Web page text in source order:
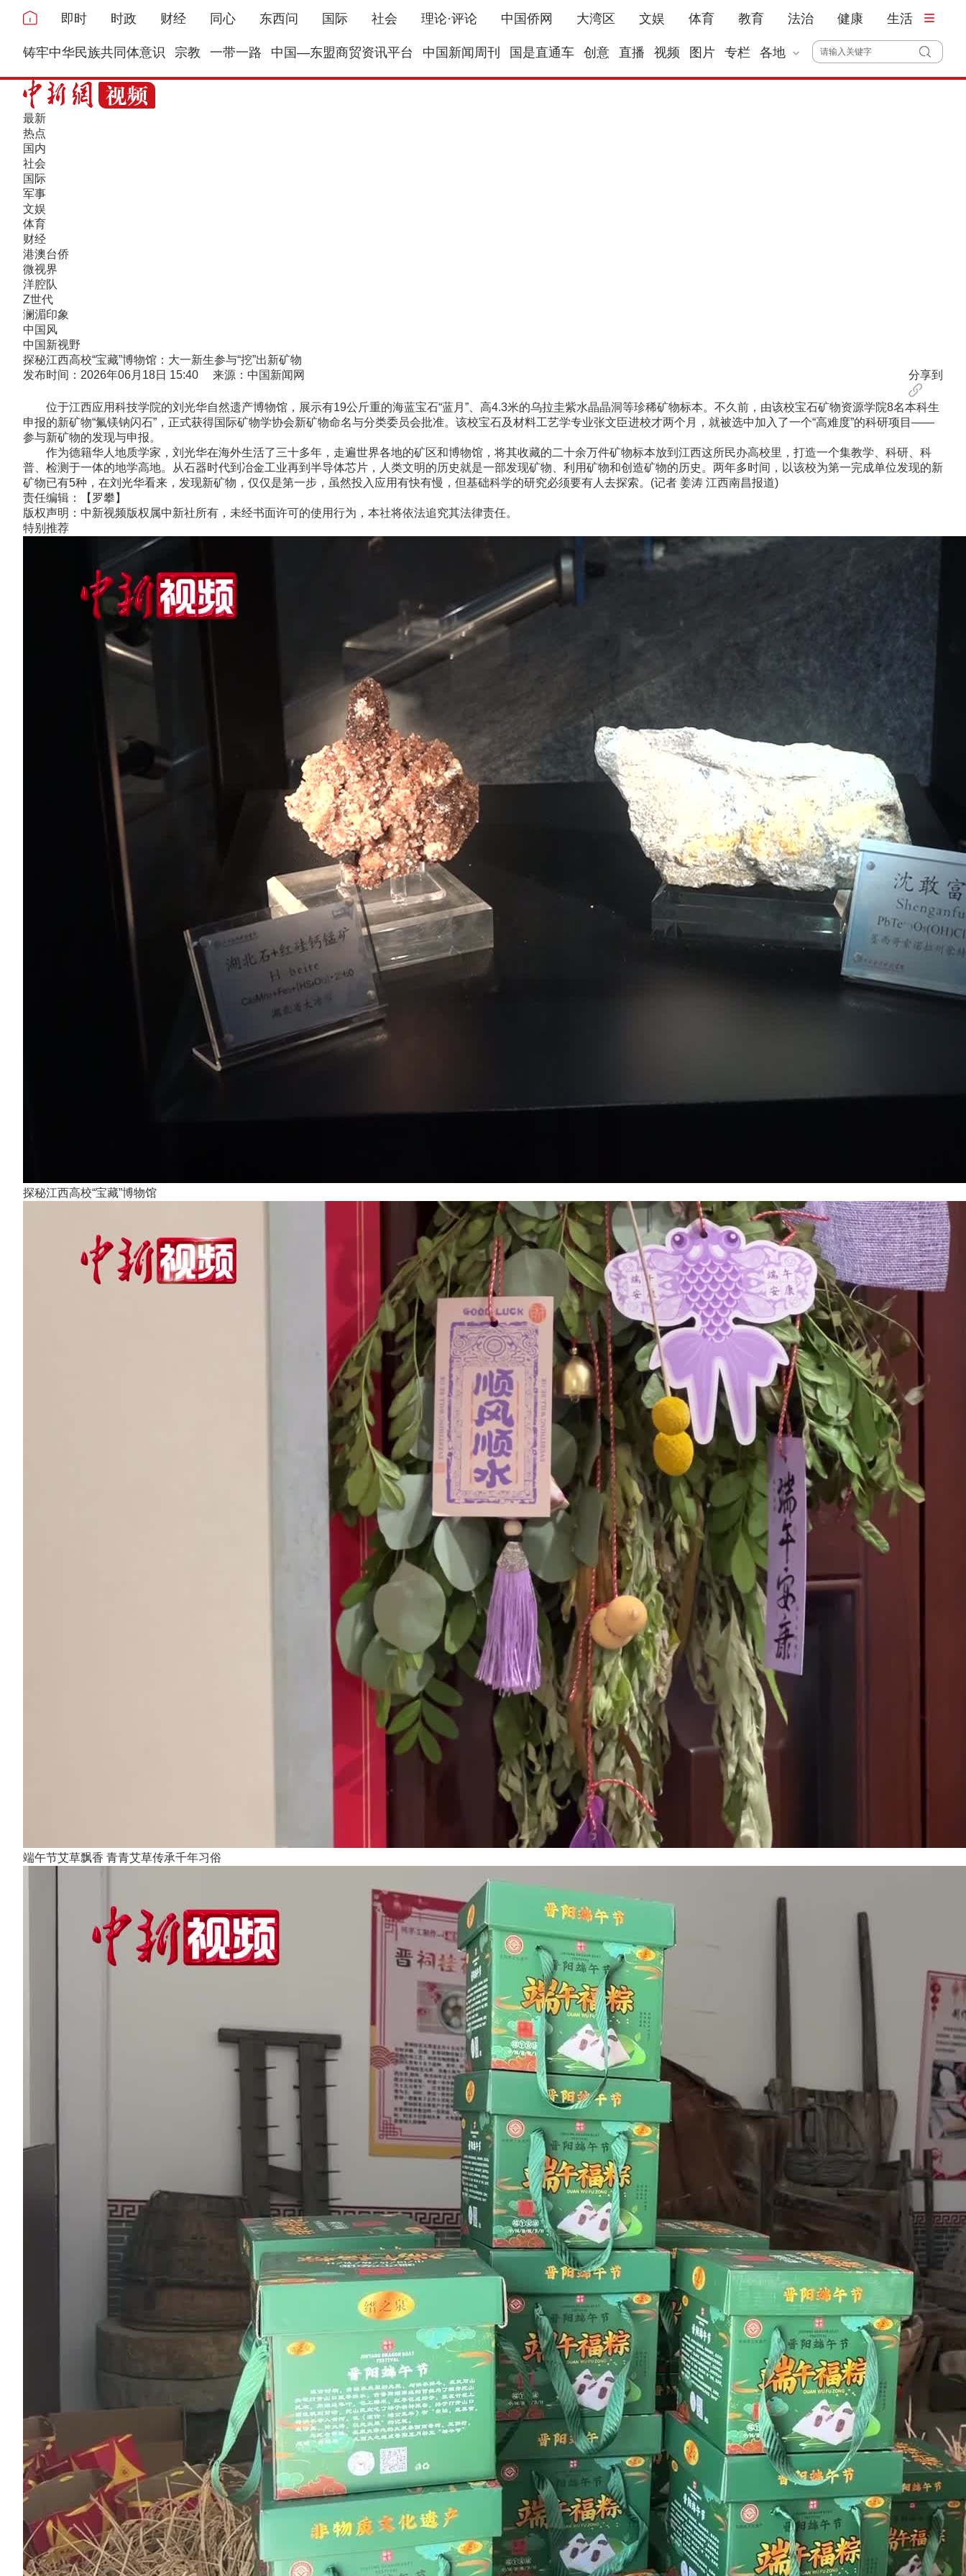
即时 时政 财经 同心 东西问 国际 社会 理论·评论 中国侨网 大湾区 文娱 体育 教育 法治 健康 生活
铸牢中华民族共同体意识 宗教 一带一路 中国—东盟商贸资讯平台 中国新闻周刊 国是直通车 创意 直播 视频 图片 专栏 各地
最新
热点
国内
社会
国际
军事
文娱
体育
财经
港澳台侨
微视界
洋腔队
Z世代
澜湄印象
中国风
中国新视野
探秘江西高校“宝藏”博物馆：大一新生参与“挖”出新矿物
发布时间：2026年06月18日 15:40 来源：中国新闻网
分享到
位于江西应用科技学院的刘光华自然遗产博物馆，展示有19公斤重的海蓝宝石“蓝月”、高4.3米的乌拉圭紫水晶晶洞等珍稀矿物标本。不久前，由该校宝石矿物资源学院8名本科生
申报的新矿物“氟镁钠闪石”，正式获得国际矿物学协会新矿物命名与分类委员会批准。该校宝石及材料工艺学专业张文臣进校才两个月，就被选中加入了一个“高难度”的科研项目——
参与新矿物的发现与申报。
作为德籍华人地质学家，刘光华在海外生活了三十多年，走遍世界各地的矿区和博物馆，将其收藏的二十余万件矿物标本放到江西这所民办高校里，打造一个集教学、科研、科
普、检测于一体的地学高地。从石器时代到冶金工业再到半导体芯片，人类文明的历史就是一部发现矿物、利用矿物和创造矿物的历史。两年多时间，以该校为第一完成单位发现的新
矿物已有5种，在刘光华看来，发现新矿物，仅仅是第一步，虽然投入应用有快有慢，但基础科学的研究必须要有人去探索。(记者 姜涛 江西南昌报道)
责任编辑：【罗攀】
版权声明：中新视频版权属中新社所有，未经书面许可的使用行为，本社将依法追究其法律责任。
特别推荐
探秘江西高校“宝藏”博物馆
端午节艾草飘香 青青艾草传承千年习俗